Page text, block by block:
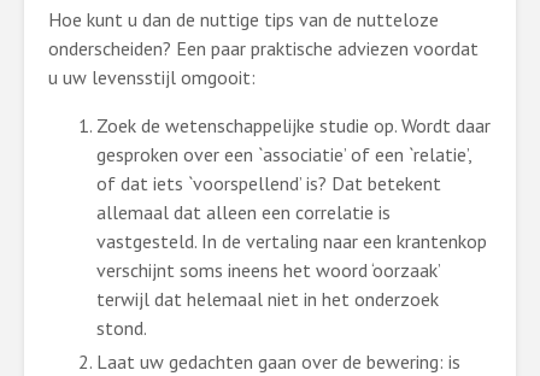
Hoe kunt u dan de nuttige tips van de nutteloze
onderscheiden? Een paar praktische adviezen voordat
u uw levensstijl omgooit:
Zoek de wetenschappelijke studie op. Wordt daar
gesproken over een `associatie’ of een `relatie’,
of dat iets `voorspellend’ is? Dat betekent
allemaal dat alleen een correlatie is
vastgesteld. In de vertaling naar een krantenkop
verschijnt soms ineens het woord ‘oorzaak’
terwijl dat helemaal niet in het onderzoek
stond.
Laat uw gedachten gaan over de bewering: is